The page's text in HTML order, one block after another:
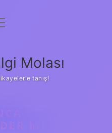
Molası
tanış!
MI